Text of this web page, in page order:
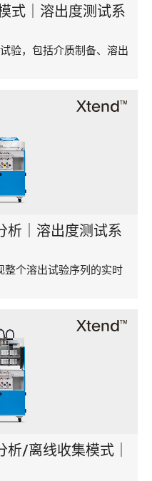
式｜溶出度测试系
验，包括介质制备、溶出
｜溶出度测试系
个溶出试验序列的实时
/离线收集模式｜